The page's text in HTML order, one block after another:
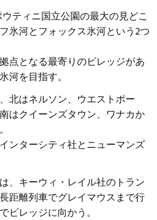
ティニ国立公園の最大の見どこ
氷河とフォックス氷河という2つ
点となる最寄りのビレッジがあ
河を目指す。
北はネルソン、ウエストポー
はクイーンズタウン、ワナカか
ンターシティ社とニューマンズ
、キーウィ・レイル社のトラン
距離列車でグレイマウスまで行
ビレッジに向かう。